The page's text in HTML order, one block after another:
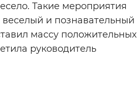
Такие мероприятия
и познавательный
массу положительных
руководитель